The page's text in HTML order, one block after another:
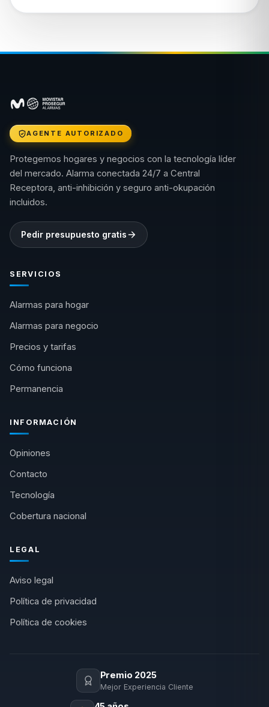
AGENTE AUTORIZADO
Protegemos hogares y negocios con la tecnología líder
del mercado. Alarma conectada 24/7 a Central
Receptora, anti-inhibición y seguro anti-okupación
incluidos.
Pedir presupuesto gratis
SERVICIOS
Alarmas para hogar
Alarmas para negocio
Precios y tarifas
Cómo funciona
Permanencia
INFORMACIÓN
Opiniones
Contacto
Tecnología
Cobertura nacional
LEGAL
Aviso legal
Política de privacidad
Política de cookies
Premio 2025
Mejor Experiencia Cliente